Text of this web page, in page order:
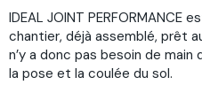
IDEAL JOINT
chantier, déjà assemblé, prêt
n’y a donc pas besoin de
la pose et la coulée du sol.